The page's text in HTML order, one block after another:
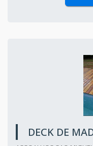
DECK DE